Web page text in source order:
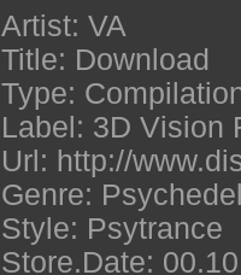
Artist: VA
Title: Download
Type:
Label: 3D Vision
Url: http://
Genre:
Style: Psytrance
Store.Date: